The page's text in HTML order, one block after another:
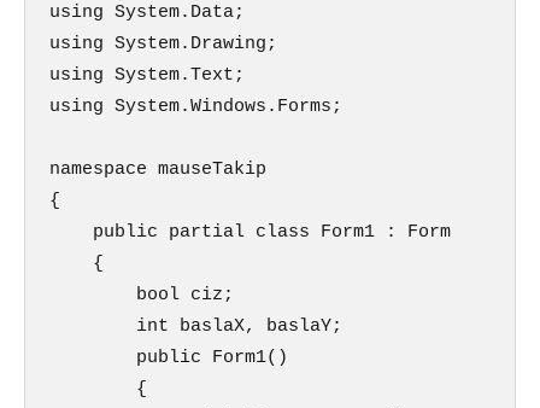
using System.Data;
using System.Drawing;
using System.Text;
using System.Windows.Forms;
namespace mauseTakip
{
    public partial class Form1 : Form
    {
        bool ciz;
        int baslaX, baslaY;
        public Form1()
        {